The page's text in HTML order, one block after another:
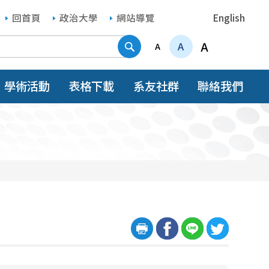
回首頁 政治大學 網站導覽 English
搜尋A A A
學術活動 表格下載 系友社群 聯絡我們